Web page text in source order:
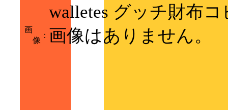
walletes グッチ財布コ
画
像
： 画像はありません。